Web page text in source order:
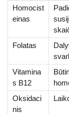
Homocist
einas
Folatas
Vitamina
s B12
Oksidaci
nis